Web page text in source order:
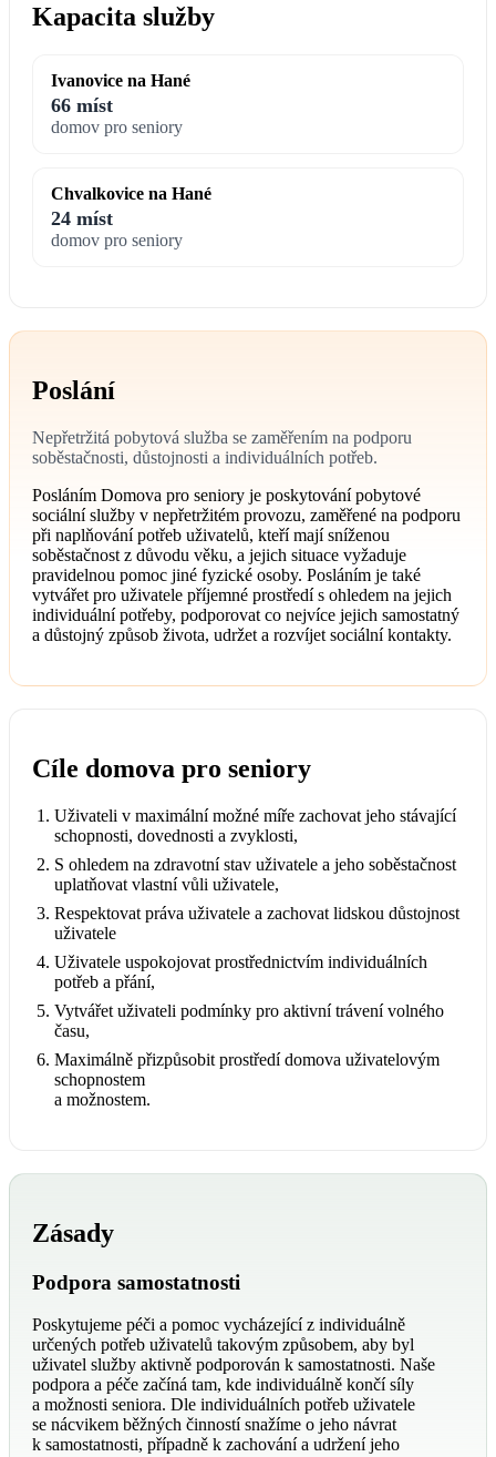
Kapacita služby
Ivanovice na Hané
66 míst
domov pro seniory
Chvalkovice na Hané
24 míst
domov pro seniory
Poslání
Nepřetržitá pobytová služba se zaměřením na podporu
soběstačnosti, důstojnosti a individuálních potřeb.
Posláním Domova pro seniory je poskytování pobytové
sociální služby v nepřetržitém provozu, zaměřené na podporu
při naplňování potřeb uživatelů, kteří mají sníženou
soběstačnost z důvodu věku, a jejich situace vyžaduje
pravidelnou pomoc jiné fyzické osoby. Posláním je také
vytvářet pro uživatele příjemné prostředí s ohledem na jejich
individuální potřeby, podporovat co nejvíce jejich samostatný
a důstojný způsob života, udržet a rozvíjet sociální kontakty.
Cíle domova pro seniory
Uživateli v maximální možné míře zachovat jeho stávající
schopnosti, dovednosti a zvyklosti,
S ohledem na zdravotní stav uživatele a jeho soběstačnost
uplatňovat vlastní vůli uživatele,
Respektovat práva uživatele a zachovat lidskou důstojnost
uživatele
Uživatele uspokojovat prostřednictvím individuálních
potřeb a přání,
Vytvářet uživateli podmínky pro aktivní trávení volného
času,
Maximálně přizpůsobit prostředí domova uživatelovým
schopnostem
a možnostem.
Zásady
Podpora samostatnosti
Poskytujeme péči a pomoc vycházející z individuálně
určených potřeb uživatelů takovým způsobem, aby byl
uživatel služby aktivně podporován k samostatnosti. Naše
podpora a péče začíná tam, kde individuálně končí síly
a možnosti seniora. Dle individuálních potřeb uživatele
se nácvikem běžných činností snažíme o jeho návrat
k samostatnosti, případně k zachování a udržení jeho